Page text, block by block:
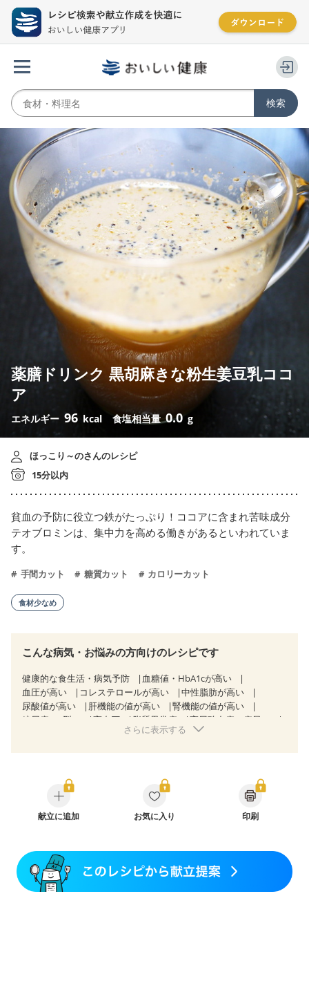
薬膳ドリンク 黒胡麻きな粉生姜豆乳ココ
ア
エネルギー 96 kcal 食塩相当量0.0 g
ほっこり～のさんのレシピ
15分以内
貧血の予防に役立つ鉄がたっぷり！ココアに含まれ苦味成分
テオブロミンは、集中力を高める働きがあるといわれていま
す。
手間カット 糖質カット カロリーカット
食材少なめ
こんな病気・お悩みの方向けのレシピです
健康的な食生活・病気予防
血糖値・HbA1cが高い
血圧が高い
コレステロールが高い
中性脂肪が高い
尿酸値が高い
肝機能の値が高い
腎機能の値が高い
糖尿病（2型）
高血圧 脂質異常症
高尿酸血症（痛風）
心臓弁膜症 心不全
CKD（ステージ１）
CKD（ステージ２）
乳がん（抗がん剤治療中）
乳がん（ホルモン療法中）
乳がん（放射線治療中）
妊婦健診・体重増加が気になる（初期）
妊婦健診・血糖値が気になる（初期）
妊娠糖尿病(初期)
産後（母乳）
さらに表示する
献立に追加 お気に入り 印刷